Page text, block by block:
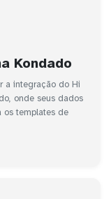
Kondado
a integração do Hi
onde seus dados
os templates de